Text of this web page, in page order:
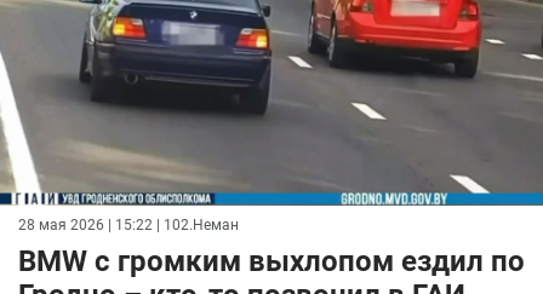
28 мая 2026 | 15:22 | 102.Неман
BMW с громким выхлопом ездил по